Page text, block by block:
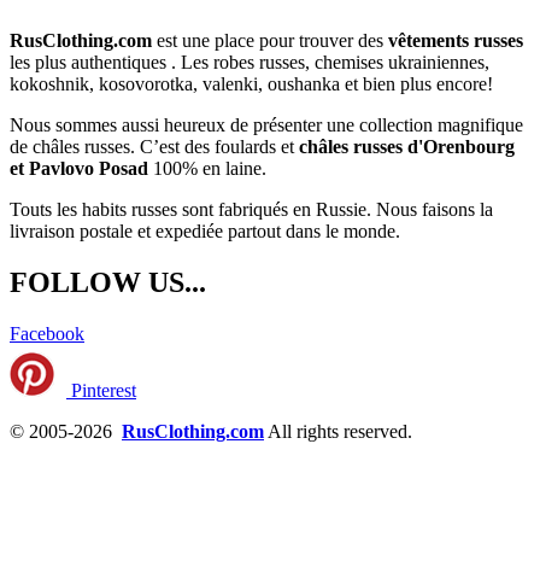
RusClothing.com est une place pour trouver des vêtements russes
les plus authentiques . Les robes russes, chemises ukrainiennes,
kokoshnik, kosovorotka, valenki, oushanka et bien plus encore!
Nous sommes aussi heureux de présenter une collection magnifique
de châles russes. C’est des foulards et châles russes d'Orenbourg
et Pavlovo Posad 100% en laine.
Touts les habits russes sont fabriqués en Russie. Nous faisons la
livraison postale et expediée partout dans le monde.
FOLLOW US...
Facebook
Pinterest
© 2005-2026 RusClothing.com All rights reserved.